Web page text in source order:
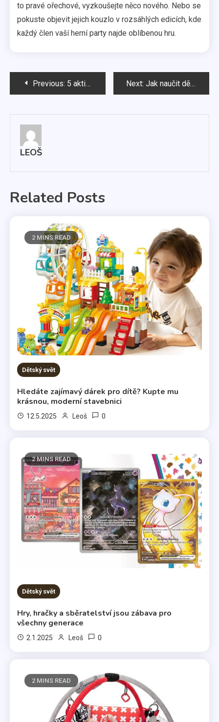
to pravé ořechové, vyzkoušejte něco nového. Nebo se
pokuste objevit jejich kouzlo v rozsáhlých edicích, kde
každý člen vaší herní party najde oblíbenou hru.
Navigace
příspěvek
Previous: 5 aktivit, které dělat s dětmi Next: Jak naučit děti základy péče o planetu? Pozvěte si na pomoc šikovná videa!
LEOŠ
Related Posts
2 MINS READ
Dětský svět
Hledáte zajímavý dárek pro dítě? Kupte mu
krásnou, moderní stavebnici
12.5.2025 Leoš 0
2 MINS READ
Dětský svět
Hry, hračky a sběratelství jsou zábava pro
všechny generace
2.1.2025 Leoš 0
2 MINS READ